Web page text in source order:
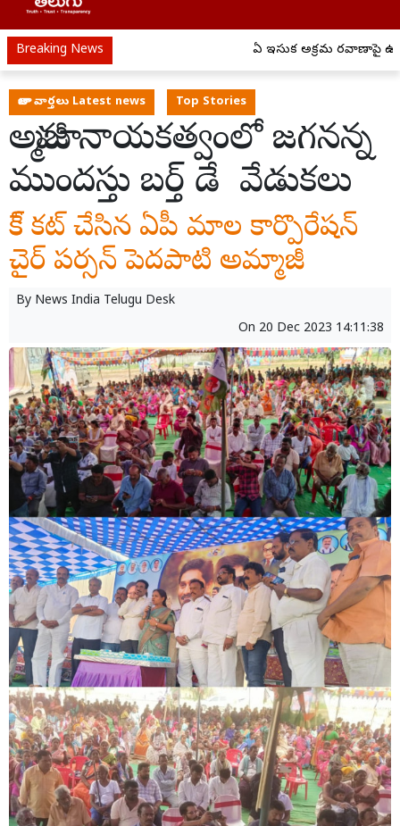
Breaking News ఏపీ ఇసుక అక్రమ రవాణాపై
తాజా వార్తలు Latest news Top Stories
అమ్మాజీ నాయకత్వంలో జగనన్న
ముందస్తు బర్త్ డే వేడుకలు
కేక్ కట్ చేసిన ఏపీ మాల కార్పొరేషన్
చైర్ పర్సన్ పెదపాటి అమ్మాజీ
By News India Telugu Desk
On 20 Dec 2023 14:11:38